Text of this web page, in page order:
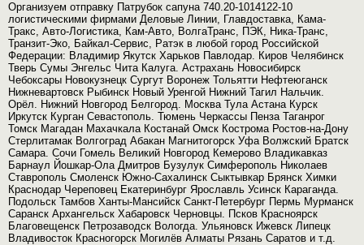
Организуем отправку Патрубок сапуна 740.20-1014122-10
логистическими фирмами Деловые Линии, Главдоставка, Кама-
Тракс, Авто-Логистика, Кам-Авто, ВолгаТранс, ПЭК, Ника-Транс,
Транзит-Эко, Байкал-Сервис, Ратэк в любой город Российской
Федерации: Владимир Якутск Харьков Павлодар. Киров Челябинск
Тверь Сумы Энгельс Чита Калуга. Астрахань Новосибирск
Чебоксары Новокузнецк Сургут Воронеж Тольятти Нефтеюганск
Нижневартовск Рыбинск Новый Уренгой Нижний Тагил Нальчик.
Орёл. Нижний Новгород Белгород. Москва Тула Астана Курск
Иркутск Курган Севастополь. Тюмень Черкассы Пенза Таганрог
Томск Магадан Махачкала Костанай Омск Кострома Ростов-на-Дону
Стерлитамак Волгоград Абакан Магнитогорск Уфа Волжский Братск
Самара. Сочи Гомель Великий Новгород Кемерово Владикавказ
Барнаул Йошкар-Ола Дмитров Бузулук Симферополь Николаев
Ставрополь Смоленск Южно-Сахалинск Сыктывкар Брянск Химки
Краснодар Череповец Екатеринбург Ярославль Усинск Караганда.
Подольск Тамбов Ханты-Мансийск Санкт-Петербург Пермь Мурманск
Саранск Архангельск Хабаровск Черновцы. Псков Красноярск
Благовещенск Петрозаводск Вологда. Ульяновск Ижевск Липецк
Владивосток Красногорск Могилёв Алматы Рязань Саратов и т.д.